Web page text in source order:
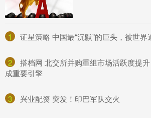
1 证星策略 中国最“沉默”的巨头，被世界
2
搭档网 北交所并购重组市场活跃度提
成重要引擎
3 ​兴业配资 突发！印巴军队交火